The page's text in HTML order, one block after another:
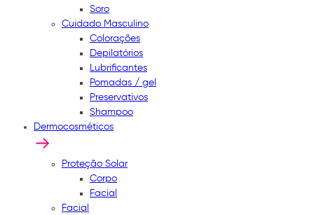
Soro
Cuidado Masculino
Colorações
Depilatórios
Lubrificantes
Pomadas / gel
Preservativos
Shampoo
Dermocosméticos
Proteção Solar
Corpo
Facial
Facial